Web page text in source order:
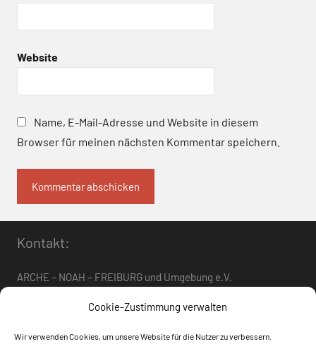
Cookie-Zustimmung verwalten
Wir verwenden Cookies, um unsere Website für die Nutzer zu verbessern.
Website
Name, E-Mail-Adresse und Website in diesem
Browser für meinen nächsten Kommentar speichern.
Kontakt:
ARCHE – NOAH – FREIBURG und Umgebung e.V.
arche-noah-freiburg[at]freenet.de